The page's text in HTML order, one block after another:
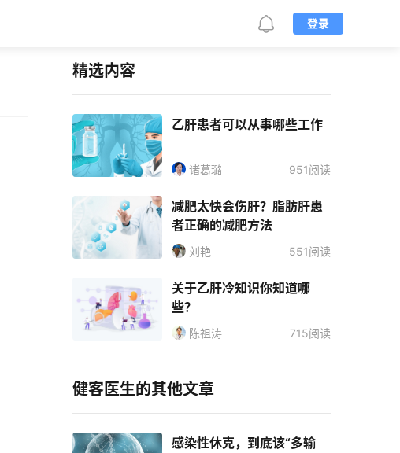
登录
精选内容
乙肝患者可以从事哪些工作
诸葛璐 951阅读
减肥太快会伤肝？脂肪肝患
者正确的减肥方法
刘艳 551阅读
关于乙肝冷知识你知道哪
些？
陈祖涛 715阅读
健客医生的其他文章
感染性休克，到底该“多输